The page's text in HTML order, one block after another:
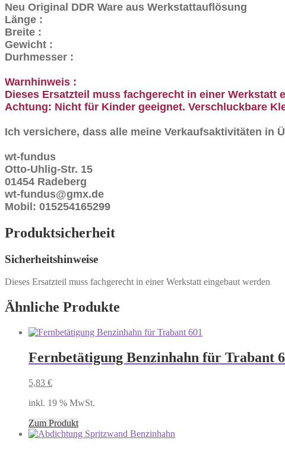
Neu Original DDR Ware aus Werkstattauflösung
Länge :
Breite :
Gewicht :
Durhmesser :
Warnhinweis :
Dieses Ersatzteil muss fachgerecht in einer Werkstatt
Achtung: Nicht für Kinder geeignet. Verschluckbare
Ich versichere, dass alle meine Verkaufsaktivitäten in
wt-fundus
Otto-Uhlig-Str. 15
01454 Radeberg
wt-fundus@gmx.de
Mobil: 015254165299
Produktsicherheit
Sicherheitshinweise
Dieses Ersatzteil muss fachgerecht in einer Werkstatt eingebaut werden
Ähnliche Produkte
Fernbetätigung Benzinhahn für Trabant
5,83 €
inkl. 19 % MwSt.
Zum Produkt